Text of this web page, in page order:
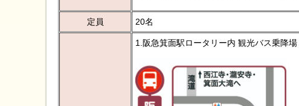
定員 20名
1.阪急箕面駅ロータリー内 観光バス乗降場